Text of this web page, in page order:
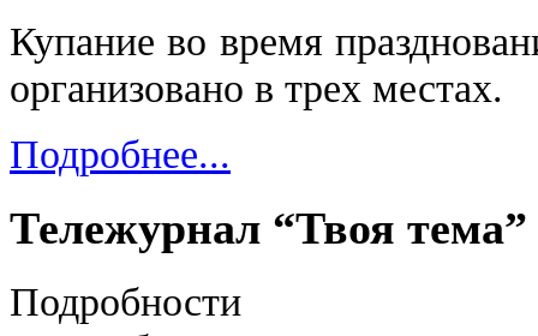
Купание во время
организовано в трех местах.
Подробнее...
Тележурнал “Твоя тема”
Подробности